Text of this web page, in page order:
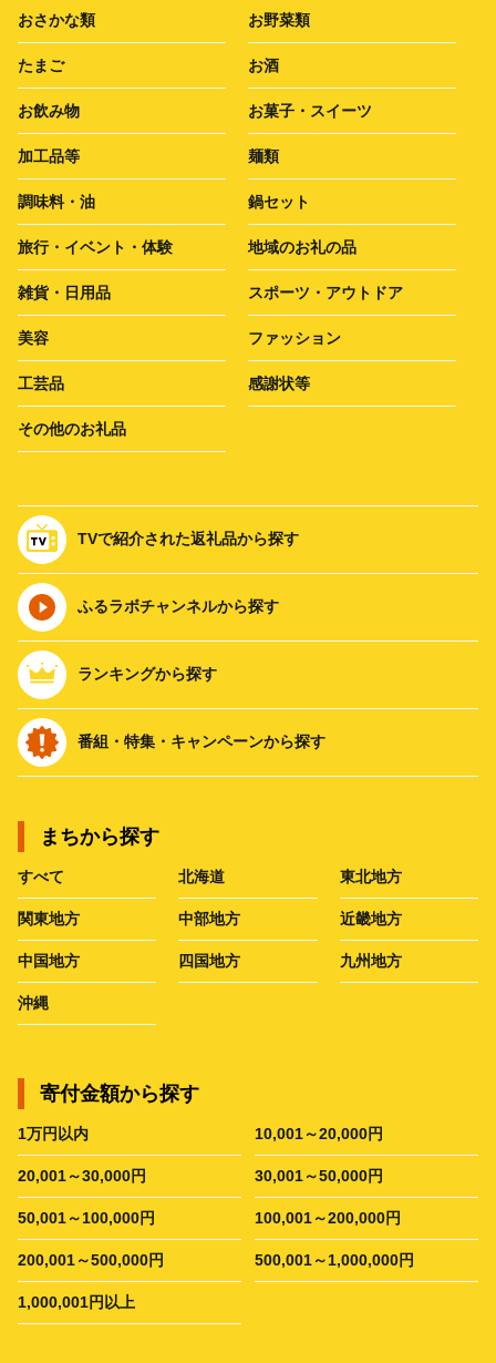
おさかな類 お野菜類
たまご お酒
お飲み物 お菓子・スイーツ
加工品等 麺類
調味料・油 鍋セット
旅行・イベント・体験 地域のお礼の品
雑貨・日用品 スポーツ・アウトドア
美容 ファッション
工芸品 感謝状等
その他のお礼品
TVで紹介された返礼品から探す
ふるラボチャンネルから探す
ランキングから探す
番組・特集・キャンペーンから探す
まちから探す
すべて 北海道 東北地方
関東地方 中部地方 近畿地方
中国地方 四国地方 九州地方
沖縄
寄付金額から探す
1万円以内 10,001～20,000円
20,001～30,000円 30,001～50,000円
50,001～100,000円 100,001～200,000円
200,001～500,000円 500,001～1,000,000円
1,000,001円以上